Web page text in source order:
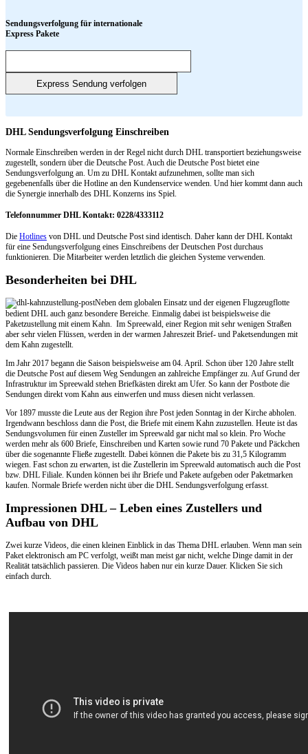
Sendungsverfolgung für internationale
Express Pakete
DHL Sendungsverfolgung Einschreiben
Normale Einschreiben werden in der Regel nicht durch DHL transportiert beziehungsweise
zugestellt, sondern über die Deutsche Post. Auch die Deutsche Post bietet eine
Sendungsverfolgung an. Um zu DHL Kontakt aufzunehmen, sollte man sich
gegebenenfalls über die Hotline an den Kundenservice wenden. Und hier kommt dann auch
die Synergie innerhalb des DHL Konzerns ins Spiel.
Telefonnummer DHL Kontakt: 0228/4333112
Die Hotlines von DHL und Deutsche Post sind identisch. Daher kann der DHL Kontakt
für eine Sendungsverfolgung eines Einschreibens der Deutschen Post durchaus
funktionieren. Die Mitarbeiter werden letztlich die gleichen Systeme verwenden.
Besonderheiten bei DHL
Neben dem globalen Einsatz und der eigenen Flugzeugflotte
bedient DHL auch ganz besondere Bereiche. Einmalig dabei ist beispielsweise die
Paketzustellung mit einem Kahn. Im Spreewald, einer Region mit sehr wenigen Straßen
aber sehr vielen Flüssen, werden in der warmen Jahreszeit Brief- und Paketsendungen mit
dem Kahn zugestellt.
Im Jahr 2017 begann die Saison beispielsweise am 04. April. Schon über 120 Jahre stellt
die Deutsche Post auf diesem Weg Sendungen an zahlreiche Empfänger zu. Auf Grund der
Infrastruktur im Spreewald stehen Briefkästen direkt am Ufer. So kann der Postbote die
Sendungen direkt vom Kahn aus einwerfen und muss diesen nicht verlassen.
Vor 1897 musste die Leute aus der Region ihre Post jeden Sonntag in der Kirche abholen.
Irgendwann beschloss dann die Post, die Briefe mit einem Kahn zuzustellen. Heute ist das
Sendungsvolumen für einen Zusteller im Spreewald gar nicht mal so klein. Pro Woche
werden mehr als 600 Briefe, Einschreiben und Karten sowie rund 70 Pakete und Päckchen
über die sogenannte Fließe zugestellt. Dabei können die Pakete bis zu 31,5 Kilogramm
wiegen. Fast schon zu erwarten, ist die Zustellerin im Spreewald automatisch auch die Post
bzw. DHL Filiale. Kunden können bei ihr Briefe und Pakete aufgeben oder Paketmarken
kaufen. Normale Briefe werden nicht über die DHL Sendungsverfolgung erfasst.
Impressionen DHL – Leben eines Zustellers und
Aufbau von DHL
Zwei kurze Videos, die einen kleinen Einblick in das Thema DHL erlauben. Wenn man sein
Paket elektronisch am PC verfolgt, weißt man meist gar nicht, welche Dinge damit in der
Realität tatsächlich passieren. Die Videos haben nur ein kurze Dauer. Klicken Sie sich
einfach durch.